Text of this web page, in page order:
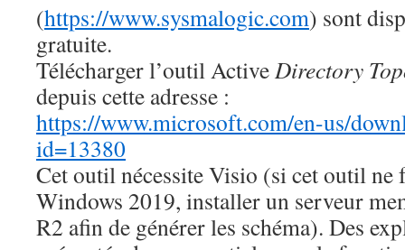
(https://www.sysmalogic.com) sont
gratuite.
Télécharger l’outil ActiveDirectory
depuis cette adresse :
https://www.microsoft.com/en-us/
id=13380
Cet outil nécessite Visio (si cet outil ne
Windows 2019, installer un serveur
R2 afin de générer les schéma). Des